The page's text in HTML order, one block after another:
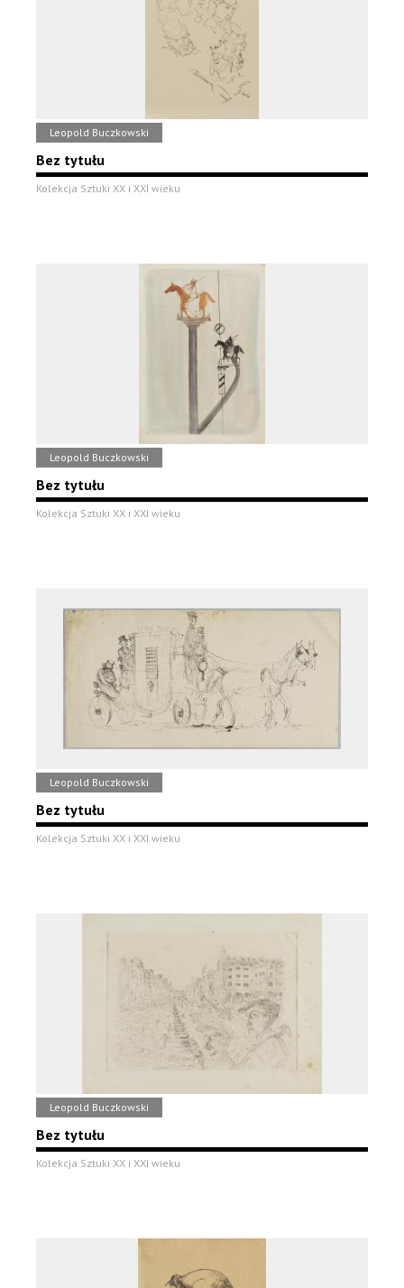
Leopold Buczkowski
Bez tytułu
Kolekcja Sztuki XX i XXI wieku
Leopold Buczkowski
Bez tytułu
Kolekcja Sztuki XX i XXI wieku
Leopold Buczkowski
Bez tytułu
Kolekcja Sztuki XX i XXI wieku
Leopold Buczkowski
Bez tytułu
Kolekcja Sztuki XX i XXI wieku